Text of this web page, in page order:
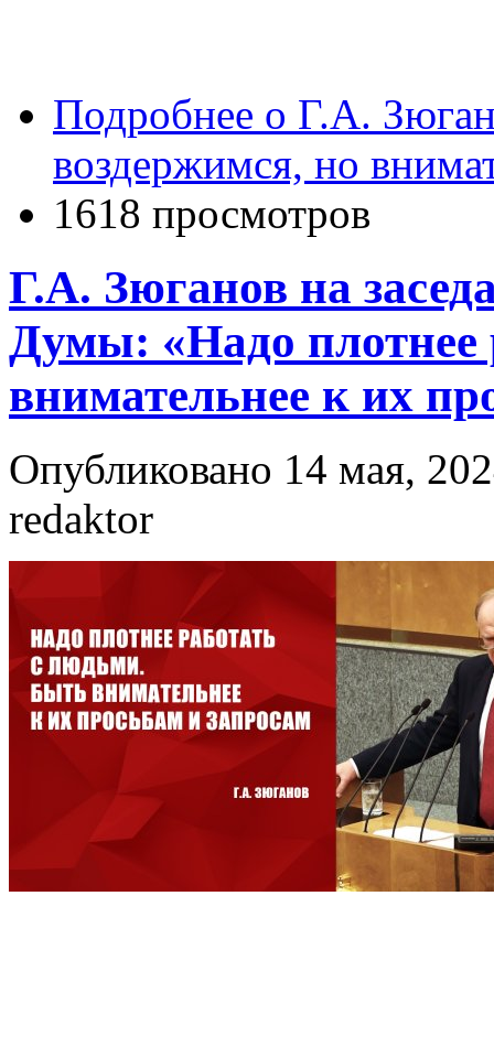
Подробнее о Г.А.
воздержимся, но
1618 просмотров
Г.А. Зюганов на
Думы: «Надо плотнее
внимательнее к их
Опубликовано 14 мая,
redaktor